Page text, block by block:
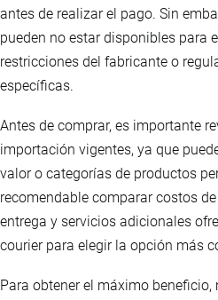
antes de realizar el pago. Sin
pueden no estar disponibles para
restricciones del fabricante o
específicas.
Antes de comprar, es importante
importación vigentes, ya que
valor o categorías de productos
recomendable comparar costos
entrega y servicios adicionales
courier para elegir la opción más
Para obtener el máximo